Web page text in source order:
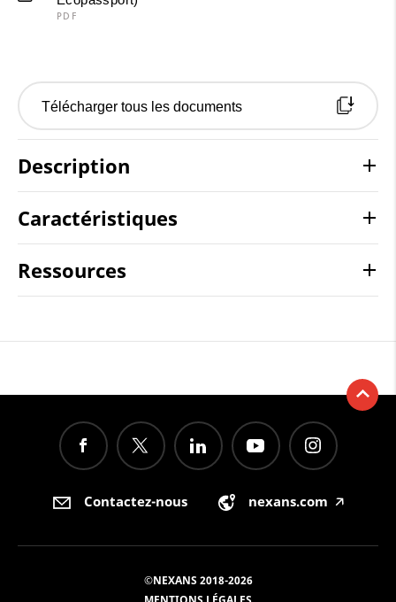
PDF
Télécharger tous les documents
Description
Caractéristiques
Ressources
Contactez-nous nexans.com 🡥
©NEXANS 2018-2026